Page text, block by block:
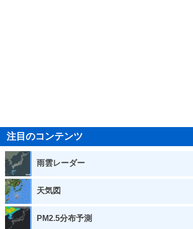
注目のコンテンツ
雨雲レーダー
天気図
PM2.5分布予測